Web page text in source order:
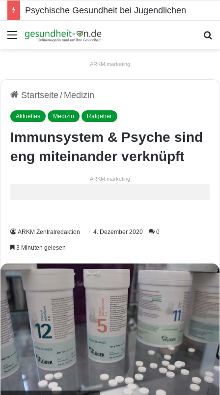
Psychische Gesundheit bei Jugendlichen
Menü
ARKM.marketing
Startseite/ Medizin
Aktuelles Medizin Ratgeber
Immunsystem & Psyche sind
eng miteinander verknüpft
ARKM.marketing
ARKM Zentralredaktion 4. Dezember 2020 0
3 Minuten gelesen